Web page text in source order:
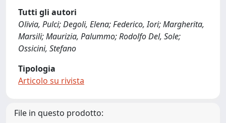
Tutti gli autori
Olivia, Pulci; Degoli, Elena; Federico, Iori; Margherita,
Marsili; Maurizia, Palummo; Rodolfo Del, Sole;
Ossicini, Stefano
Tipologia
Articolo su rivista
File in questo prodotto: